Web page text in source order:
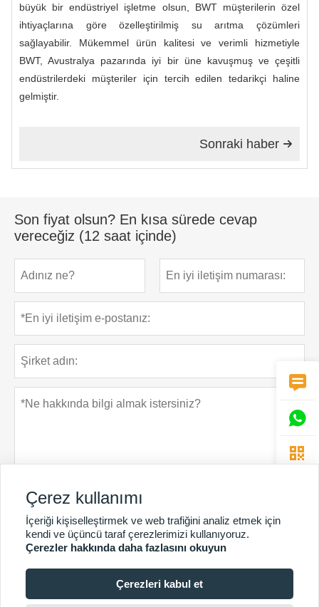
büyük bir endüstriyel işletme olsun, BWT müşterilerin özel
ihtiyaçlarına göre özelleştirilmiş su arıtma çözümleri
sağlayabilir. Mükemmel ürün kalitesi ve verimli hizmetiyle
BWT, Avustralya pazarında iyi bir üne kavuşmuş ve çeşitli
endüstrilerdeki müşteriler için tercih edilen tedarikçi haline
gelmiştir.

Sonraki haber
Son fiyat olsun? En kısa sürede cevap
vereceğiz (12 saat içinde)
Gönder Gizlilik Politikası
DAHA FAZLA HIZMET



Çerez kullanımı
İçeriği kişiselleştirmek ve web trafiğini analiz etmek için
kendi ve üçüncü taraf çerezlerimizi kullanıyoruz.
Çerezler hakkında daha fazlasını okuyun
Çerezleri kabul et